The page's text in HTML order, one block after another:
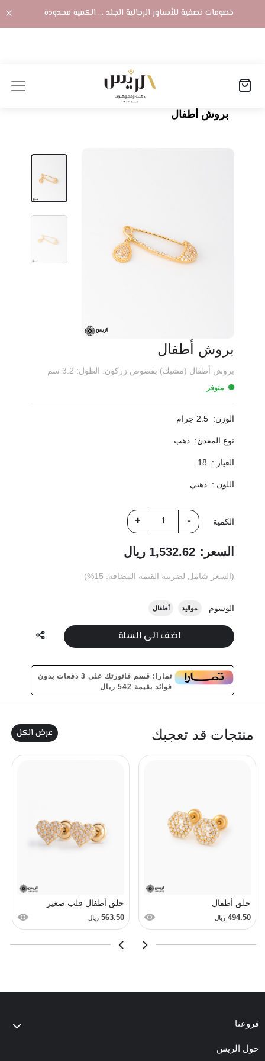
خصومات تصفية للأساور الرجالية الجلد ... الكمية محدودة
المنتجات
بروش أطفال
بروش أطفال
بروش أطفال (مشبك) بفصوص زركون. الطول: 3.2 سم
متوفر
الوزن: 2.5 جرام
نوع المعدن: ذهب
العيار : 18
اللون : ذهبي
الكمية
السعر: 1,532.62 ريال
(السعر شامل لضريبة القيمة المضافة: 15%)
الوسوم مواليد أطفال
اضف الى السلة
تمارا: قسم فاتورتك على 3 دفعات بدون
فوائد بقيمة 542 ريال
منتجات قد تعجبك عرض الكل
حلق أطفال
494.50 ريال
حلق أطفال قلب صغير
563.50 ريال
فروعنا
حول الريس